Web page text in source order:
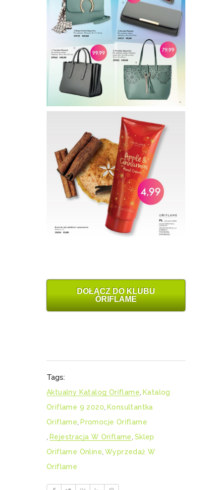
DOŁĄCZ DO KLUBU
ORIFLAME
Tags:
Aktualny Katalog Oriflame Katalog
Oriflame 9 2020 Konsultantka
Oriflame Promocje Oriflame
Rejestracja W Oriflame Sklep
Oriflame Online Wyprzedaż W
Oriflame